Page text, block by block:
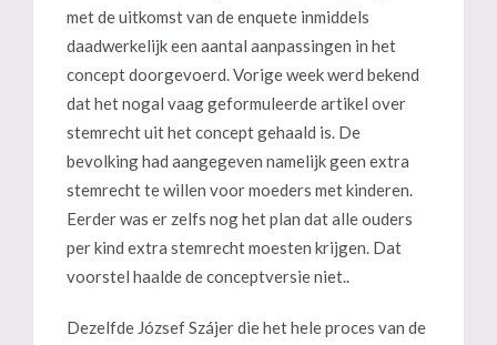
met de uitkomst van de enquete inmiddels
daadwerkelijk een aantal aanpassingen in het
concept doorgevoerd. Vorige week werd bekend
dat het nogal vaag geformuleerde artikel over
stemrecht uit het concept gehaald is. De
bevolking had aangegeven namelijk geen extra
stemrecht te willen voor moeders met kinderen.
Eerder was er zelfs nog het plan dat alle ouders
per kind extra stemrecht moesten krijgen. Dat
voorstel haalde de conceptversie niet..
Dezelfde József Szájer die het hele proces van de